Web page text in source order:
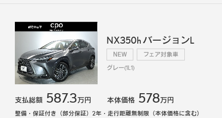
NX350h バージョンL
NEW フェア対象車
グレー(1L1)
支払総額 587.3万円 本体価格 578万円
整備・保証付き（部分保証）2年・走行距離無制限（本体価格に含む）